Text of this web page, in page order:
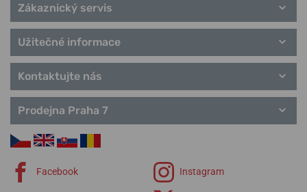
Zákaznický servis
Užitečné informace
Kontaktujte nás
Prodejna Praha 7
Facebook Instagram